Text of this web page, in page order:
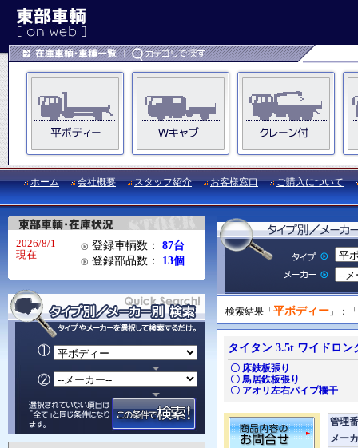
ホーム 会社概要 スタッフ紹介 お客様窓口 ご購入について
2026/8/1
現在
登録車輌数：
87台
登録部品数：
13個
検索結果「 平ボディー 」：「
タイタン 3.5t ワイドロン
〇 床鉄板張り
〇 鳥居鉄板張り
〇 アオリ左右パイプ欄干
管理
メー